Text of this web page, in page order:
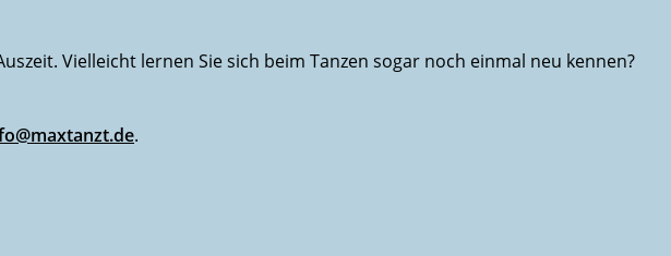
Vielleicht lernen Sie sich beim Tanzen sogar noch einmal neu kennen?
.